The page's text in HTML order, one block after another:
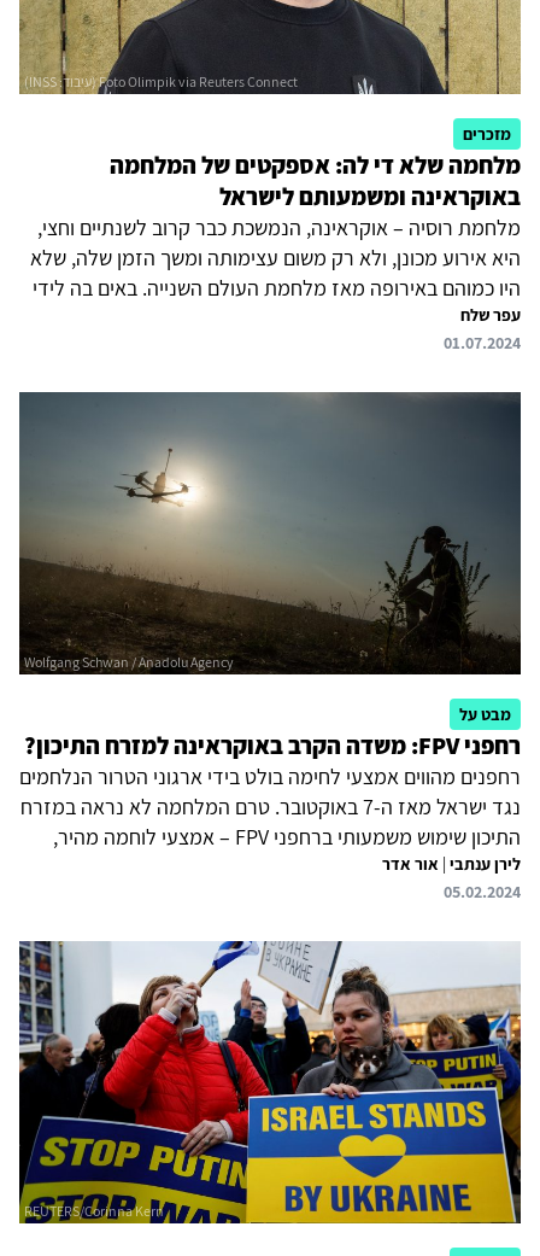
מזכרים
מלחמה שלא די לה: אספקטים של המלחמה
באוקראינה ומשמעותם לישראל
מלחמת רוסיה – אוקראינה, הנמשכת כבר קרוב לשנתיים וחצי,
היא אירוע מכונן, ולא רק משום עצימותה ומשך הזמן שלה, שלא
היו כמוהם באירופה מאז מלחמת העולם השנייה. באים בה לידי
ביטוי המאבק על ההגמוניה הגלובלית, עוצמתם הגוברת של
גורמים לא-מדינתיים ובינלאומיים, והתפתחותם של כלים חדשים,
המערכה. למלחמה באוקראינה יש השפעה של ממש גם על
ישראל, שנקטה ביחס למלחמה עמדה מהססת ומתחמקת. היא
השפיעה על התנהלותן של מדינות באזורנו, על התהוותו של
"ציר ההתנגדות" נגד ישראל, ועל עליית מעמדם של מוסדות...
עפר שלח
01.07.2024
מבט על
רחפני FPV: משדה הקרב באוקראינה למזרח התיכון?
רחפנים מהווים אמצעי לחימה בולט בידי ארגוני הטרור הנלחמים
נגד ישראל מאז ה-7 באוקטובר. טרם המלחמה לא נראה במזרח
התיכון שימוש משמעותי ברחפני FPV – אמצעי לוחמה מהיר,
מדויק, פשוט יחסית להפעלה וקטלני, במחיר נגיש, מה שהפך
אותם לפופולריים ומשמעותיים במלחמה בין רוסיה לאוקראינה
השימוש ברחפנים אלו באירופה הן כהזדמנות עבור כוחותיו והן
כאיום, להצטייד בהתאם ולהתאים תפיסות הפעלה.
לירן ענתבי | אור אדר
05.02.2024